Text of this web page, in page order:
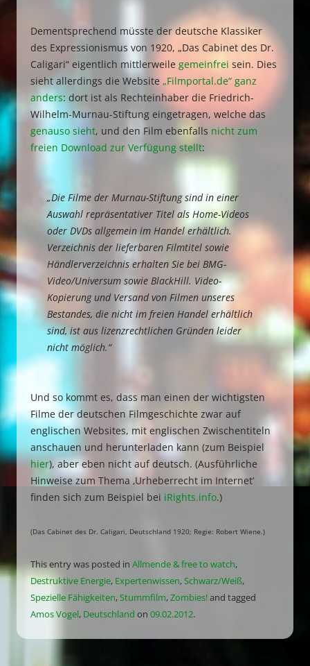
Dementsprechend müsste der deutsche Klassiker
des Expressionismus von 1920, „Das Cabinet des Dr.
Caligari“ eigentlich mittlerweile gemeinfrei sein. Dies
sieht allerdings die Website „Filmportal.de“ ganz
anders: dort ist als Rechteinhaber die Friedrich-
Wilhelm-Murnau-Stiftung eingetragen, welche das
genauso sieht, und den Film ebenfalls nicht zum
freien Download zur Verfügung stellt:
„Die Filme der Murnau-Stiftung sind in einer
Auswahl repräsentativer Titel als Home-Videos
oder DVDs allgemein im Handel erhältlich.
Verzeichnis der lieferbaren Filmtitel sowie
Händlerverzeichnis erhalten Sie bei BMG-
Video/Universum sowie BlackHill. Video-
Kopierung und Versand von Filmen unseres
Bestandes, die nicht im freien Handel erhältlich
sind, ist aus lizenzrechtlichen Gründen leider
nicht möglich.“
Und so kommt es, dass man einen der wichtigsten
Filme der deutschen Filmgeschichte zwar auf
englischen Websites, mit englischen Zwischentiteln
anschauen und herunterladen kann (zum Beispiel
hier), aber eben nicht auf deutsch. (Ausführliche
Hinweise zum Thema ‚Urheberrecht im Internet‘
finden sich zum Beispiel bei iRights.info.)
(Das Cabinet des Dr. Caligari, Deutschland 1920; Regie: Robert Wiene.)
This entry was posted in Allmende & free to watch,
Destruktive Energie, Expertenwissen,Schwarz/Weiß,
Spezielle Fähigkeiten,Stummfilm,Zombies!and tagged
Amos Vogel, Deutschland on 09.02.2012.